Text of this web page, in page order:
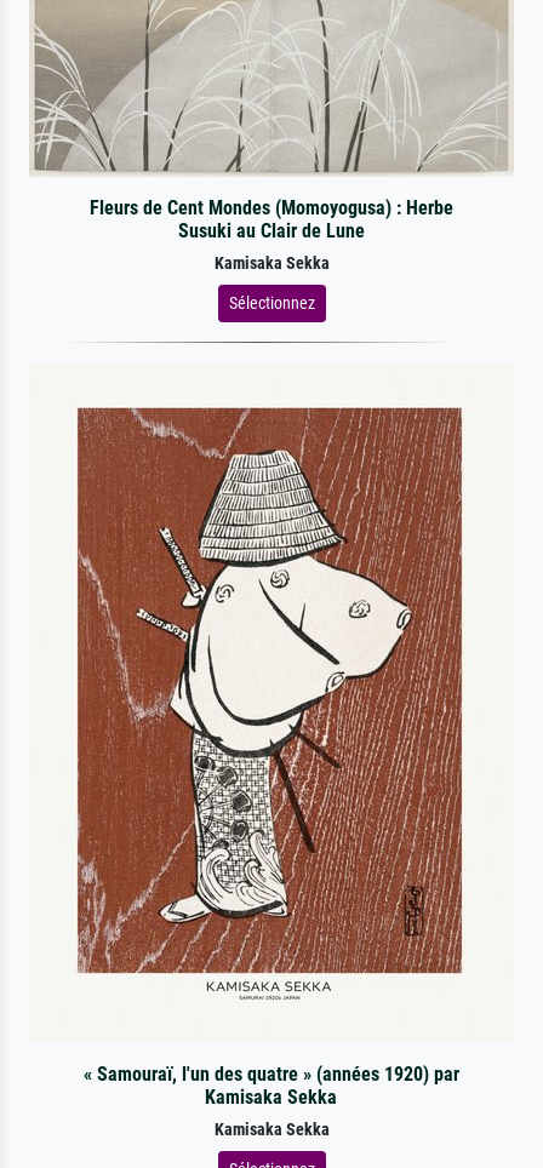
Fleurs de Cent Mondes (Momoyogusa) : Herbe
Susuki au Clair de Lune
Kamisaka Sekka
Sélectionnez
« Samouraï, l'un des quatre » (années 1920) par
Kamisaka Sekka
Kamisaka Sekka